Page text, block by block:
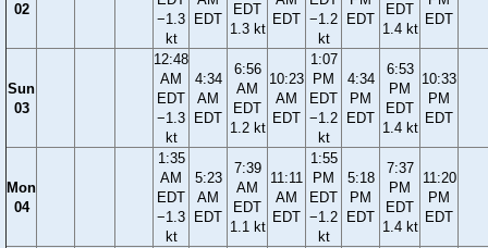
02
−1.3
kt
EDT
EDT
1.3 kt
EDT −1.2
kt
EDT
EDT
1.4 kt
EDT
Sun
03
12:48
AM
EDT
−1.3
kt
4:34
AM
EDT
6:56
AM
EDT
1.2 kt
10:23
AM
EDT
1:07
PM
EDT
−1.2
kt
4:34
PM
EDT
6:53
PM
EDT
1.4 kt
10:33
PM
EDT
Mon
04
1:35
AM
EDT
−1.3
kt
5:23
AM
EDT
7:39
AM
EDT
1.1 kt
11:11
AM
EDT
1:55
PM
EDT
−1.2
kt
5:18
PM
EDT
7:37
PM
EDT
1.4 kt
11:20
PM
EDT